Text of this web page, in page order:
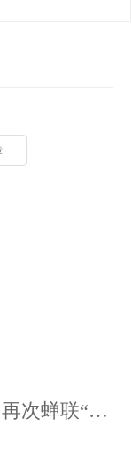
精准温控的专家——LAUDA 再次蝉联“Global Market Leader“